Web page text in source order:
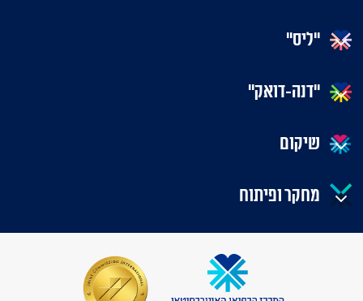
"ליס"
"דנה-דואק"
שיקום
מחקר ופיתוח